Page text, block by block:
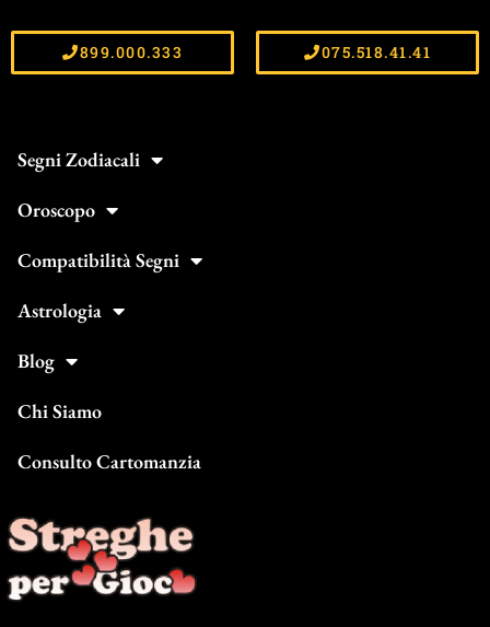
899.000.333 075.518.41.41
Segni Zodiacali
Oroscopo
Compatibilità Segni
Astrologia
Blog
Chi Siamo
Consulto Cartomanzia